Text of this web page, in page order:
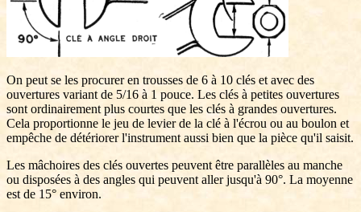
On peut se les procurer en trousses de 6 à 10 clés et avec des
ouvertures variant de 5/16 à 1 pouce. Les clés à petites ouvertures
sont ordinairement plus courtes que les clés à grandes ouvertures.
Cela proportionne le jeu de levier de la clé à l'écrou ou au boulon et
empêche de détériorer l'instrument aussi bien que la pièce qu'il saisit.
Les mâchoires des clés ouvertes peuvent être parallèles au manche
ou disposées à des angles qui peuvent aller jusqu'à 90°. La moyenne
est de 15° environ.